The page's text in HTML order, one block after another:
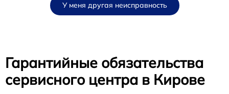
У меня другая неисправность
Гарантийные обязательства
сервисного центра в Кирове